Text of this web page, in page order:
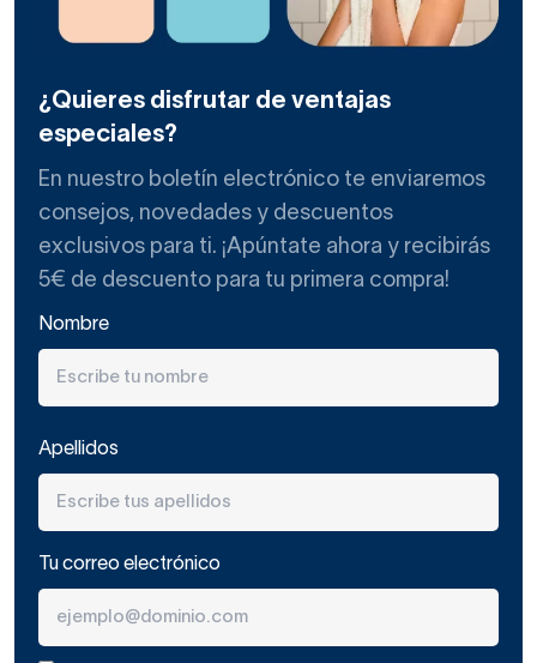
¿Quieres disfrutar de ventajas
especiales?
En nuestro boletín electrónico te enviaremos
consejos, novedades y descuentos
exclusivos para ti. ¡Apúntate ahora y recibirás
5€ de descuento para tu primera compra!
Nombre
Apellidos
Tu correo electrónico